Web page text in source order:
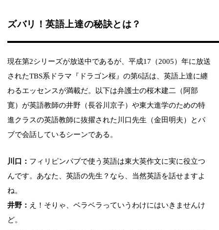
ズバリ！英語上達の秘訣とは？
現在第2シリーズが放送中であるが、平成17（2005）年に放送
されたTBS系ドラマ『ドラゴン桜』の第6話は、英語上達に纏
わるエッセンスが満載だ。以下は弁護士の桜木建二（阿部
寛）が英語教師の井野（長谷川京子）や東大進学のための特
進クラスの英語教師に抜擢された川口先生（金田明夫）とパ
ブで会話しているシーンである。
川口： フィリピンパブで使う英語は東大英作文に実に役立つ
んです。あなた、英語の先生？なら、当然英語を話せますよ
ね。
井野： え！そりゃ、ベラベラっていうわけにはいきませんけ
ど。